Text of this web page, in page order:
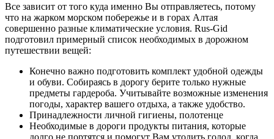
Все зависит от того куда именно Вы отправляетесь, потому
что на жарком морском побережье и в горах Алтая
совершенно разные климатические условия. Rus-Gid
подготовил примерный список необходимых в дорожном
путешествии вещей:
Конечно важно подготовить комплект удобной одежды
и обуви. Собираясь в дорогу берите только нужные
предметы гардероба. Учитывайте возможные изменения
погоды, характер вашего отдыха, а также удобство.
Принадлежности личной гигиены, полотенце
Необходимые в дороги продукты питания, которые
долго не портятся и помогут Вам утолить голод, когда